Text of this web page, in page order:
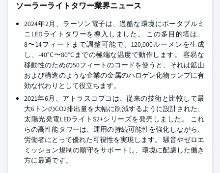
ソーラーライトタワー業界ニュース
2024年2月、ラーソン電子は、過酷な環境にポータブルミ
ニLEDライトタワーを導入しました。 この多目的塔は、
8〜14フィートまで調整可能で、120,000ルーメンを生成
し、-40°C〜80°Cまでの極端な温度で動作します。 容易な
移動性のための50フィートのコードを使うと、それは鉱山
および構造のような企業の金属のハロゲン化物ランプに有
効な代わりとして役立ちます。
2021年6月、アトラスコプコは、従来の技術と比較して最
大6トンのCO2排出量を大幅に削減するように設計された、
太陽光発電LEDライトS2+シリーズを発売しました。 これ
らの高性能タワーは、運用の持続可能性を強化しながら、
労働者にとって優れた可視性を実現します。 騒音やゼロエ
ミッション規制の順守をサポートし、環境に配慮した働き
方に最適です。